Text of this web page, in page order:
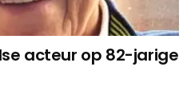
acteur op 82-jarige